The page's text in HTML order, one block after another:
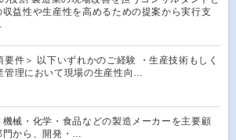
収益性や生産性を高めるための提案から実行支
要件＞ 以下いずれかのご経験 ・生産技術もしく
管理において現場の生産性向…
機械・化学・食品などの製造メーカーを主要顧
から、開発・…